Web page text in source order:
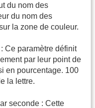
du nom des
du nom des
la zone de couleur.
Ce paramètre définit
par leur point de
en pourcentage. 100
la lettre.
seconde : Cette